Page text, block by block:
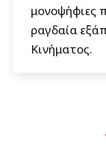
μονοψήφιες
ραγδαία
Κινήματος.